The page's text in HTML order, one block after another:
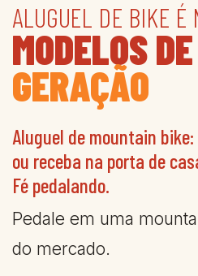
ALUGUEL DE BIKE É
MODELOS DE
GERAÇÃO
Aluguel de mountain
ou receba na porta de
Fé pedalando.
Pedale em uma
do mercado.